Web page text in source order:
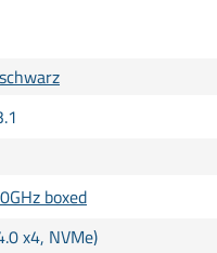
boxed
x4, NVMe)